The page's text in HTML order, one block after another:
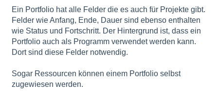
Ein Portfolio hat alle Felder die es auch für Projekte gibt.
Felder wie Anfang, Ende, Dauer sind ebenso enthalten
wie Status und Fortschritt. Der Hintergrund ist, dass ein
Portfolio auch als Programm verwendet werden kann.
Dort sind diese Felder notwendig.
Sogar Ressourcen können einem Portfolio selbst
zugewiesen werden.